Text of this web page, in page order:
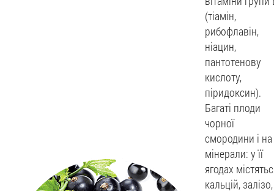
(тіамін,
рибофлавін,
ніацин,
пантотенову
кислоту,
піридоксин).
Багаті плоди
чорної
смородини і на
мінерали: у її
ягодах
кальцій, залізо,